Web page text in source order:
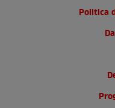
Politica